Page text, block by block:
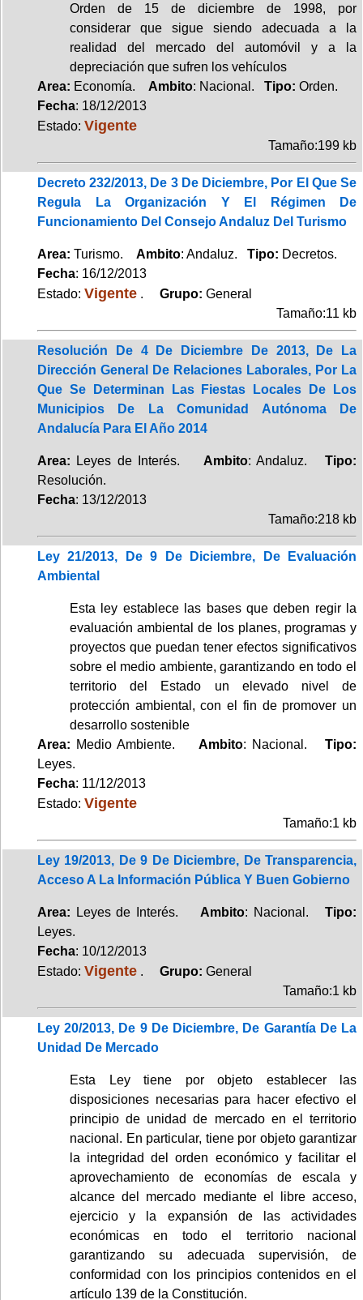
Orden de 15 de diciembre de 1998, por
considerar que sigue siendo adecuada a la
realidad del mercado del automóvil y a la
depreciación que sufren los vehículos
Area: Economía. Ambito: Nacional. Tipo: Orden.
Fecha: 18/12/2013
Estado: Vigente
Tamaño:199 kb
Decreto 232/2013, De 3 De Diciembre, Por El Que Se
Regula La Organización Y El Régimen De
Funcionamiento Del Consejo Andaluz Del Turismo
Area: Turismo. Ambito: Andaluz. Tipo: Decretos.
Fecha: 16/12/2013
Estado: Vigente . Grupo: General
Tamaño:11 kb
Resolución De 4 De Diciembre De 2013, De La
Dirección General De Relaciones Laborales, Por La
Que Se Determinan Las Fiestas Locales De Los
Municipios De La Comunidad Autónoma De
Andalucía Para El Año 2014
Area: Leyes de Interés. Ambito: Andaluz.Tipo:
Resolución.
Fecha: 13/12/2013
Tamaño:218 kb
Ley 21/2013, De 9 De Diciembre, De Evaluación
Ambiental
Esta ley establece las bases que deben regir la
evaluación ambiental de los planes, programas y
proyectos que puedan tener efectos significativos
sobre el medio ambiente, garantizando en todo el
territorio del Estado un elevado nivel de
protección ambiental, con el fin de promover un
desarrollo sostenible
Area: Medio Ambiente.Ambito: Nacional.Tipo:
Leyes.
Fecha: 11/12/2013
Estado: Vigente
Tamaño:1 kb
Ley 19/2013, De 9 De Diciembre, De Transparencia,
Acceso A La Información Pública Y Buen Gobierno
Area: Leyes de Interés. Ambito: Nacional.Tipo:
Leyes.
Fecha: 10/12/2013
Estado: Vigente . Grupo: General
Tamaño:1 kb
Ley 20/2013, De 9 De Diciembre, De Garantía De La
Unidad De Mercado
Esta Ley tiene por objeto establecer las
disposiciones necesarias para hacer efectivo el
principio de unidad de mercado en el territorio
nacional. En particular, tiene por objeto garantizar
la integridad del orden económico y facilitar el
aprovechamiento de economías de escala y
alcance del mercado mediante el libre acceso,
ejercicio y la expansión de las actividades
económicas en todo el territorio nacional
garantizando su adecuada supervisión, de
conformidad con los principios contenidos en el
artículo 139 de la Constitución.